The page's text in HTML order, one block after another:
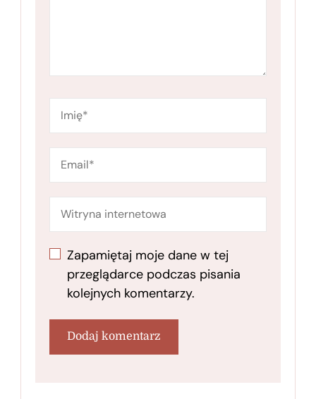
Zapamiętaj moje dane w tej
przeglądarce podczas pisania
kolejnych komentarzy.